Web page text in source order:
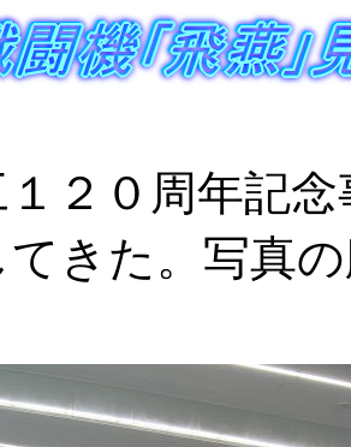
１２０周年記
てきた。写真